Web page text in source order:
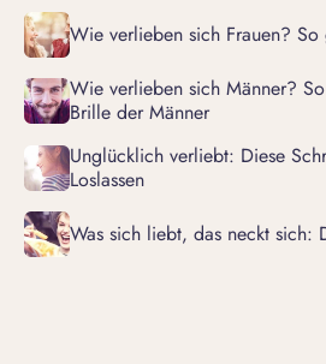
Wie verlieben sich Frauen?
Wie verlieben sich Männer?
Brille der Männer
Unglücklich verliebt: Diese
Loslassen
Was sich liebt, das neckt sich: